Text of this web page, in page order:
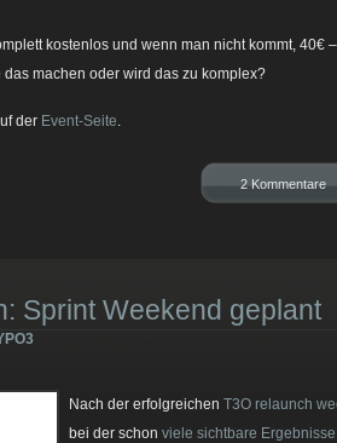
kostenlos und wenn man nicht kommt, 40€ –
machen oder wird das zu komplex?
der Event-Seite.
2 Kommentare
Sprint Weekend geplant
Nach der erfolgreichen T3O relaunch
bei der schon viele sichtbare Ergebnisse